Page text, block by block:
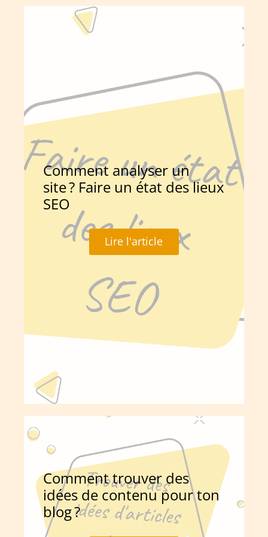
Comment analyser un
site ? Faire un état des lieux
SEO
Lire l'article
Comment trouver des
idées de contenu pour ton
blog ?